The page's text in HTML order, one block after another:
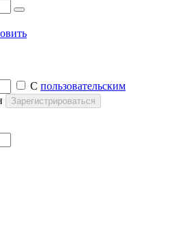
С пользовательским
Зарегистрироваться